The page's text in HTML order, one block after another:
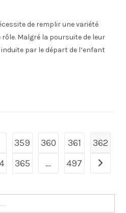
de remplir une variété
Malgré la poursuite de leur
par le départ de l’enfant
359 360 361
362
365 … 497